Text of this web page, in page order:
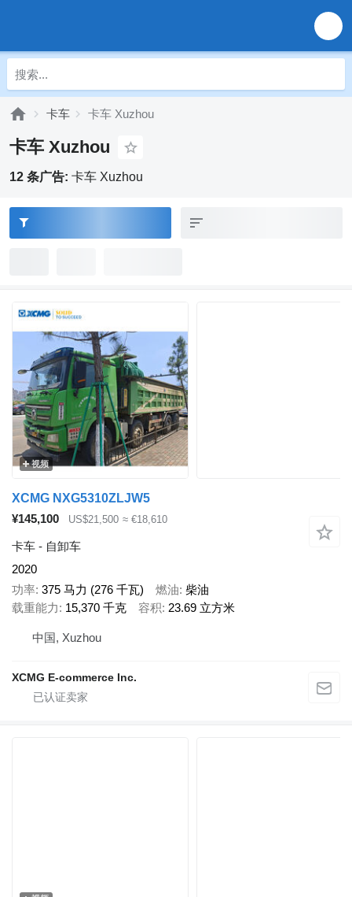
卡车 卡车 Xuzhou
卡车 Xuzhou
12 条广告: 卡车 Xuzhou
视频
XCMG NXG5310ZLJW5
¥145,100
US$21,500 ≈ €18,610
卡车 - 自卸车
2020
功率 375 马力 (276 千瓦) 燃油 柴油
载重能力
15,370 千克 容积 23.69 立方米
中国, Xuzhou
XCMG E-commerce Inc.